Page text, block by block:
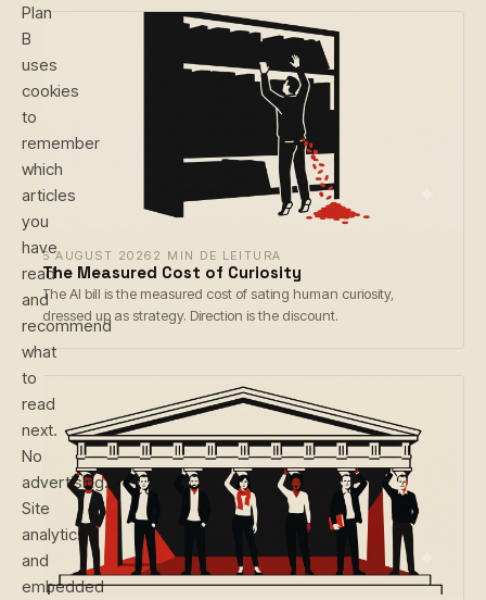
6 AUGUST 2026 2 MIN DE LEITURA
The Measured Cost of Curiosity
The AI bill is the measured cost of sating human curiosity,
dressed up as strategy. Direction is the discount.
Plan
B
uses
cookies
to
remember
which
articles
you
have
read
and
recommend
what
to
read
next.
No
advertising.
Site
analytics
and
embedded